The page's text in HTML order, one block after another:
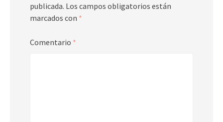
publicada. Los campos obligatorios están
marcados con *
Comentario *